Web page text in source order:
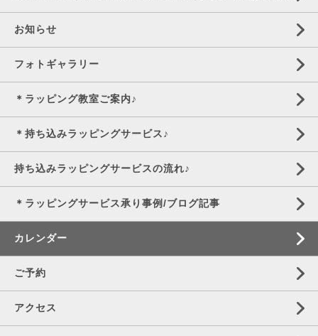
お知らせ
フォトギャラリー
＊ラッピング教室ご案内♪
＊持ち込みラッピングサービス♪
持ち込みラッピングサービスの流れ♪
＊ラッピングサービス承り事例/ブログ記事
カレンダー
ご予約
アクセス